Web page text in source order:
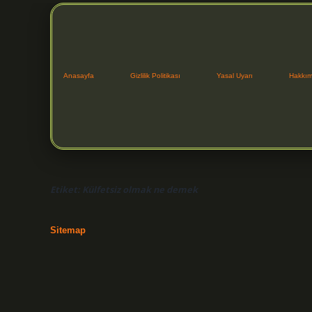
Anasayfa Gizlilik Politikası Yasal Uyarı
Etiket: Külfetsiz olmak ne demek
Sitemap